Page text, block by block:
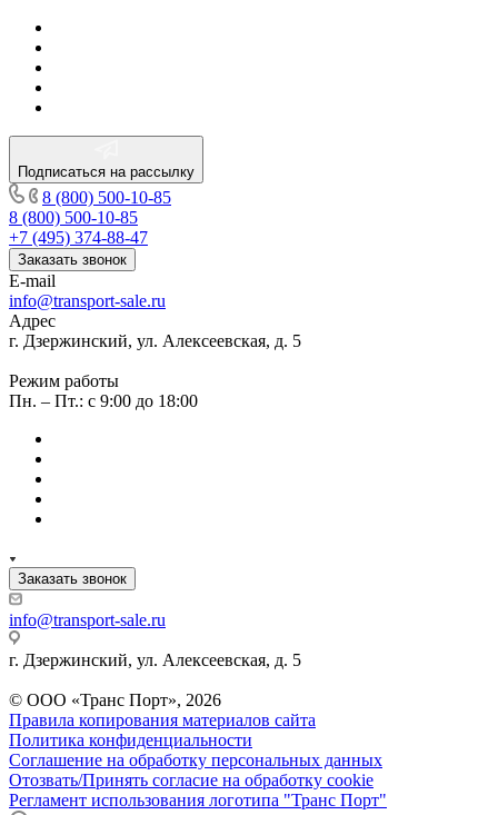
Подписаться на рассылку
8 (800) 500-10-85
8 (800) 500-10-85
+7 (495) 374-88-47
Заказать звонок
E-mail
info@transport-sale.ru
Адрес
г. Дзержинский, ул. Алексеевская, д. 5
Режим работы
Пн. – Пт.: с 9:00 до 18:00
Заказать звонок
info@transport-sale.ru
г. Дзержинский, ул. Алексеевская, д. 5
© ООО «Транс Порт», 2026
Правила копирования материалов сайта
Политика конфиденциальности
Соглашение на обработку персональных данных
Отозвать/Принять согласие на обработку cookie
Регламент использования логотипа "Транс Порт"